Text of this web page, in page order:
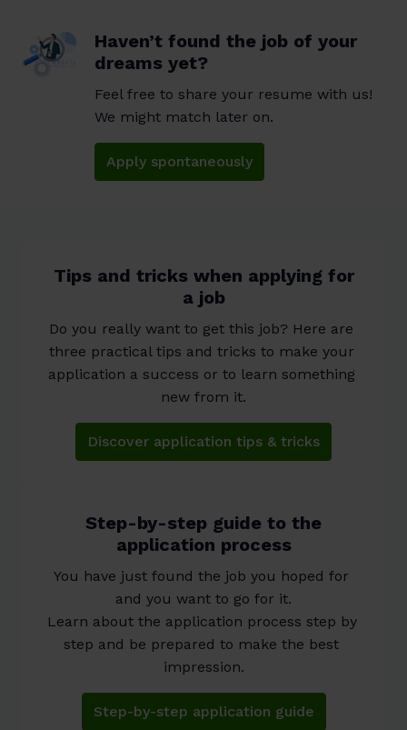
Haven’t found the job of your
dreams yet?
Feel free to share your resume with us!
We might match later on.
Apply spontaneously
Tips and tricks when applying for
a job
Do you really want to get this job? Here are
three practical tips and tricks to make your
application a success or to learn something
new from it.
Discover application tips & tricks
Step-by-step guide to the
application process
You have just found the job you hoped for
and you want to go for it.
Learn about the application process step by
step and be prepared to make the best
impression.
Step-by-step application guide